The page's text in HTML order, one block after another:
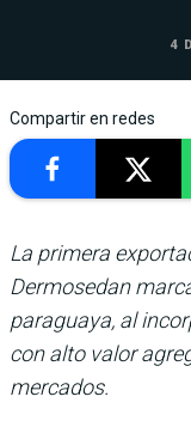
4
Compartir en redes
La primera
Dermosedan
paraguaya, al
con alto valor
mercados.